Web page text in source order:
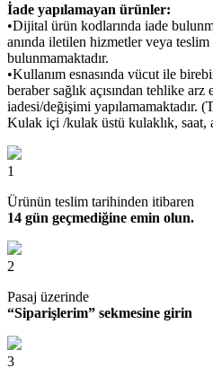
İade yapılamayan ürünler:
•Dijital ürün kodlarında iade
anında iletilen hizmetler veya
bulunmamaktadır.
•Kullanım esnasında vücut ile
beraber sağlık açısından tehlike
iadesi/değişimi yapılamamaktadır.
Kulak içi /kulak üstü kulaklık, saat,
1
Ürünün teslim tarihinden itibaren
14 gün geçmediğine emin olun.
2
Pasaj üzerinde
“Siparişlerim” sekmesine girin
3